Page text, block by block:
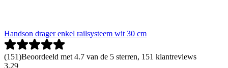
Handson drager enkel railsysteem wit 30 cm
(151)Beoordeeld met 4.7 van de 5 sterren, 151 klantreviews
3.29